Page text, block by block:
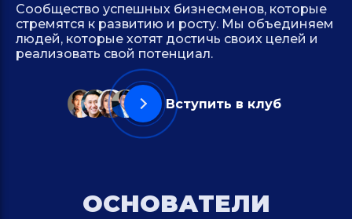
Сообщество успешных бизнесменов, которые
стремятся к развитию и росту. Мы объединяем
людей, которые хотят достичь своих целей и
реализовать свой потенциал.
Вступить в клуб
ОСНОВАТЕЛИ